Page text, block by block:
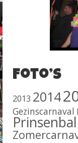
Foto’s
2013 2014
Gezinscarnaval
Prinsenbal